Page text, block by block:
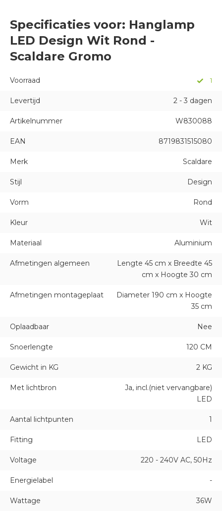
Specificaties voor: Hanglamp
LED Design Wit Rond -
Scaldare Gromo
Voorraad 1
Levertijd 2 - 3 dagen
Artikelnummer W830088
EAN 8719831515080
Merk Scaldare
Stijl Design
Vorm Rond
Kleur Wit
Materiaal Aluminium
Afmetingen algemeen
Lengte 45 cm x Breedte 45
cm x Hoogte 30 cm
Afmetingen montageplaat
Diameter 190 cm x Hoogte
35 cm
Oplaadbaar Nee
Snoerlengte 120 CM
Gewicht in KG 2 KG
Met lichtbron
Ja, incl.(niet vervangbare)
LED
Aantal lichtpunten 1
Fitting LED
Voltage 220 - 240V AC, 50Hz
Energielabel -
Wattage 36W